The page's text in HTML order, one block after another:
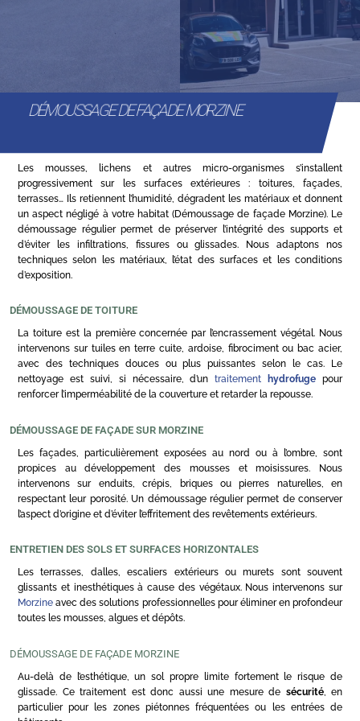
DÉMOUSSAGE DE FAÇADE MORZINE
Les mousses, lichens et autres micro-organismes s’installent
progressivement sur les surfaces extérieures : toitures, façades,
terrasses… Ils retiennent l’humidité, dégradent les matériaux et donnent
un aspect négligé à votre habitat (Démoussage de façade Morzine). Le
démoussage régulier permet de préserver l’intégrité des supports et
d’éviter les infiltrations, fissures ou glissades. Nous adaptons nos
techniques selon les matériaux, l’état des surfaces et les conditions
d’exposition.
DÉMOUSSAGE DE TOITURE
La toiture est la première concernée par l’encrassement végétal. Nous
intervenons sur tuiles en terre cuite, ardoise, fibrociment ou bac acier,
avec des techniques douces ou plus puissantes selon le cas. Le
nettoyage est suivi, si nécessaire, d’untraitement hydrofuge pour
renforcer l’imperméabilité de la couverture et retarder la repousse.
DÉMOUSSAGE DE FAÇADE SUR MORZINE
Les façades, particulièrement exposées au nord ou à l’ombre, sont
propices au développement des mousses et moisissures. Nous
intervenons sur enduits, crépis, briques ou pierres naturelles, en
respectant leur porosité. Un démoussage régulier permet de conserver
l’aspect d’origine et d’éviter l’effritement des revêtements extérieurs.
ENTRETIEN DES SOLS ET SURFACES HORIZONTALES
Les terrasses, dalles, escaliers extérieurs ou murets sont souvent
glissants et inesthétiques à cause des végétaux. Nous intervenons sur
Morzine avec des solutions professionnelles pour éliminer en profondeur
toutes les mousses, algues et dépôts.
DÉMOUSSAGE DE FAÇADE MORZINE
Au-delà de l’esthétique, un sol propre limite fortement le risque de
glissade. Ce traitement est donc aussi une mesure de sécurité, en
particulier pour les zones piétonnes fréquentées ou les entrées de